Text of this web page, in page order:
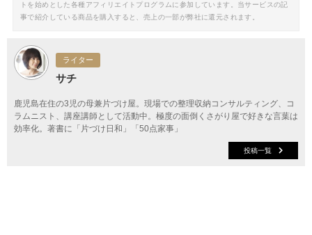
トを始めとした各種アフィリエイトプログラムに参加しています。当サービスの記
事で紹介している商品を購入すると、売上の一部が弊社に還元されます。
ライター
サチ
鹿児島在住の3児の母兼片づけ屋。現場での整理収納コンサルティング、コ
ラムニスト、講座講師として活動中。極度の面倒くさがり屋で好きな言葉は
効率化。著書に「片づけ日和」「50点家事」
投稿一覧